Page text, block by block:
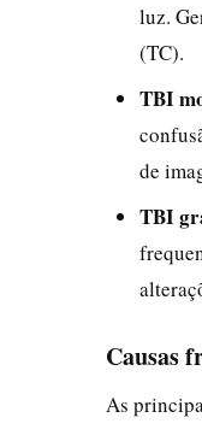
luz.
(TC).
TBI
de
TBI
Causas
As